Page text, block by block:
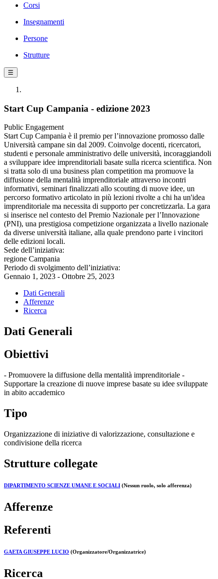
Corsi
Insegnamenti
Persone
Strutture
☰
Start Cup Campania - edizione 2023
Public Engagement
Start Cup Campania è il premio per l’innovazione promosso dalle
Università campane sin dal 2009. Coinvolge docenti, ricercatori,
studenti e personale amministrativo delle università, incoraggiandoli
a sviluppare idee imprenditoriali basate sulla ricerca scientifica. Non
si tratta solo di una business plan competition ma promuove la
diffusione della mentalità imprenditoriale attraverso incontri
informativi, seminari finalizzati allo scouting di nuove idee, un
percorso formativo articolato in più lezioni rivolte a chi ha un'idea
imprenditoriale ma necessita di supporto per concretizzarla. La gara
si inserisce nel contesto del Premio Nazionale per l’Innovazione
(PNI), una prestigiosa competizione organizzata a livello nazionale
da diverse università italiane, alla quale prendono parte i vincitori
delle edizioni locali.
Sede dell’iniziativa:
regione Campania
Periodo di svolgimento dell’iniziativa:
Gennaio 1, 2023 - Ottobre 25, 2023
Dati Generali
Afferenze
Ricerca
Dati Generali
Obiettivi
- Promuovere la diffusione della mentalità imprenditoriale -
Supportare la creazione di nuove imprese basate su idee sviluppate
in abito accademico
Tipo
Organizzazione di iniziative di valorizzazione, consultazione e
condivisione della ricerca
Strutture collegate
DIPARTIMENTO SCIENZE UMANE E SOCIALI (Nessun ruolo, solo afferenza)
Afferenze
Referenti
GAETA GIUSEPPE LUCIO (Organizzatore/Organizzatrice)
Ricerca